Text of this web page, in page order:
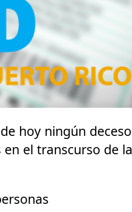
hoy ningún deceso
el transcurso de la